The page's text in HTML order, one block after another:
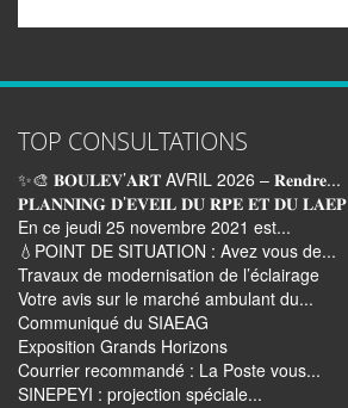
TOP CONSULTATIONS
✨🎨 𝐁𝐎𝐔𝐋𝐄𝐕’𝐀𝐑𝐓 AVRIL 2026 – 𝐑𝐞𝐧𝐝𝐫𝐞...
𝐏𝐋𝐀𝐍𝐍𝐈𝐍𝐆 𝐃’𝐄𝐕𝐄𝐈𝐋 𝐃𝐔 𝐑𝐏𝐄 𝐄𝐓 𝐃𝐔 𝐋𝐀𝐄𝐏
En ce jeudi 25 novembre 2021 est...
💧POINT DE SITUATION : Avez vous de...
Travaux de modernisation de l’éclairage
Votre avis sur le marché ambulant du...
Communiqué du SIAEAG
Exposition Grands Horizons
Courrier recommandé : La Poste vous...
SINEPEYI : projection spéciale...